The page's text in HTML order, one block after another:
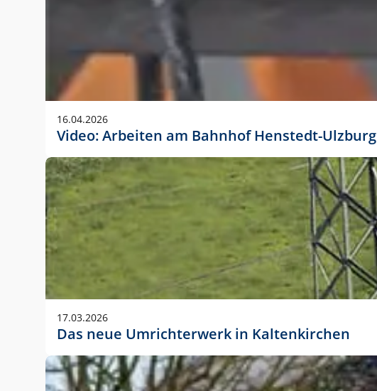
Anwendungsgröße im Layout:
Die Logohöhe beträgt 4 – 10 % der jeweiligen Formathöhe.
folgende fest definierte Anwendungsgrößen im Layout:
DIN A3 – 15 mm hoch (5 %)
DIN A1 – 39 mm hoch (5 %)
DIN lang – 10 mm hoch (5 %)
1080 x 1080 px – 78 px hoch (7 %)
In Ausnahmefällen darf das Logo jedoch auch größer oder
stets der vorherigen Absprache mit der Marketingabteilung.
16.04.2026
Video: Arbeiten am Bahnhof Henstedt-Ulzburg
17.03.2026
Das neue Umrichterwerk in Kaltenkirchen